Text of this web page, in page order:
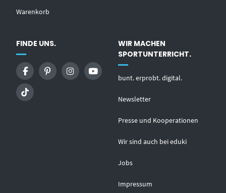
Warenkorb
FINDE UNS.
WIR MACHEN
SPORTUNTERRICHT.
bunt. erprobt. digital.
Newsletter
Presse und Kooperationen
Wir sind auch bei eduki
Jobs
Impressum